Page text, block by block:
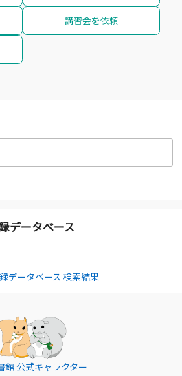
講習会を依頼
データベース
データベース 検索結果
館 公式キャラクター